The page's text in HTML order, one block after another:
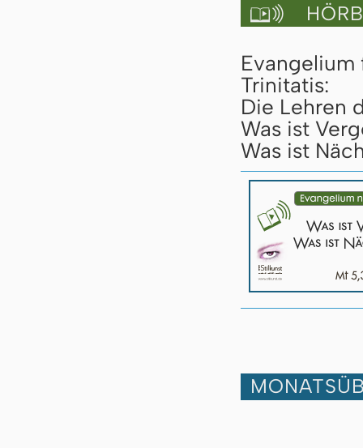

Evangelium
Trinitatis:
Die Lehren
Was ist
Was ist